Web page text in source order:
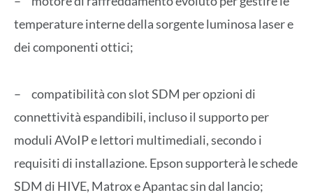
temperature interne della sorgente luminosa laser e
dei componenti ottici;
– compatibilità con slot SDM per opzioni di
connettività espandibili, incluso il supporto per
moduli AVoIP e lettori multimediali, secondo i
requisiti di installazione. Epson supporterà le schede
SDM di HIVE, Matrox e Apantac sin dal lancio;